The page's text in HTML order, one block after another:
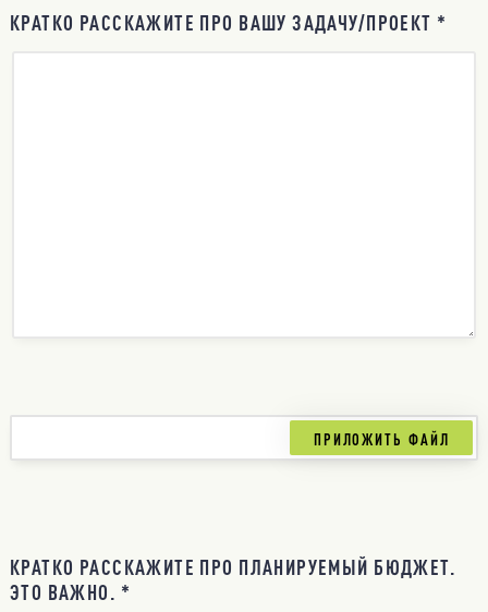
КРАТКО РАССКАЖИТЕ ПРО ВАШУ ЗАДАЧУ/ПРОЕКТ *
КРАТКО РАССКАЖИТЕ ПРО ПЛАНИРУЕМЫЙ БЮДЖЕТ.
ЭТО ВАЖНО. *